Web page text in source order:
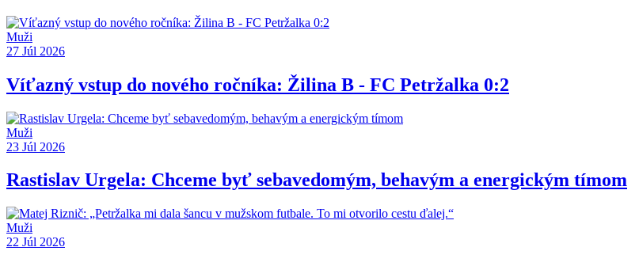
Muži
27 Júl 2026
Víťazný vstup do nového ročníka: Žilina B - FC Petržalka 0:2
Muži
23 Júl 2026
Rastislav Urgela: Chceme byť sebavedomým, behavým a energickým tímom
Muži
22 Júl 2026